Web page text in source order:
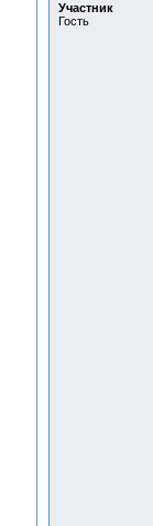
Участник
Гость